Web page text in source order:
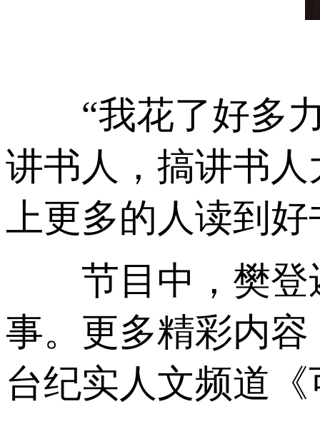
“我花了好多力
讲书人，搞讲书
上更多的人读到
节目中，樊登
事。更多精彩内
台纪实人文频道